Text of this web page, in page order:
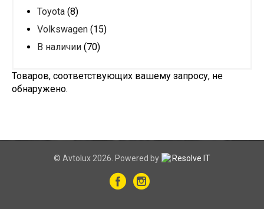
Toyota (8)
Volkswagen (15)
В наличии (70)
Товаров, соответствующих вашему запросу, не
обнаружено.
© Avtolux 2026. Powered by Resolve IT